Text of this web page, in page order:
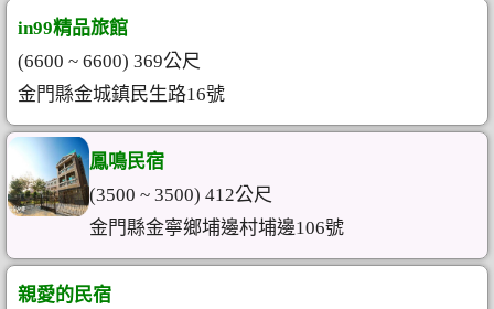
in99精品旅館
(6600 ~ 6600) 369公尺
金門縣金城鎮民生路16號
鳳鳴民宿
(3500 ~ 3500) 412公尺
金門縣金寧鄉埔邊村埔邊106號
親愛的民宿